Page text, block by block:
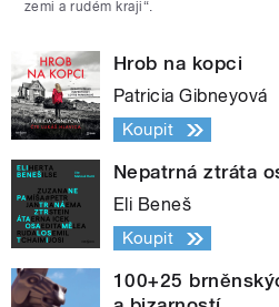
zemi a rudém kraji“.
Hrob na kopci
Patricia Gibneyová
Koupit
Nepatrná ztráta
Eli Beneš
Koupit
100+25